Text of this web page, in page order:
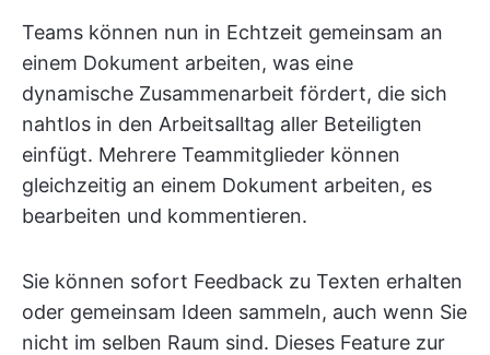
Teams können nun in Echtzeit gemeinsam an
einem Dokument arbeiten, was eine
dynamische Zusammenarbeit fördert, die sich
nahtlos in den Arbeitsalltag aller Beteiligten
einfügt. Mehrere Teammitglieder können
gleichzeitig an einem Dokument arbeiten, es
bearbeiten und kommentieren.
Sie können sofort Feedback zu Texten erhalten
oder gemeinsam Ideen sammeln, auch wenn Sie
nicht im selben Raum sind. Dieses Feature zur